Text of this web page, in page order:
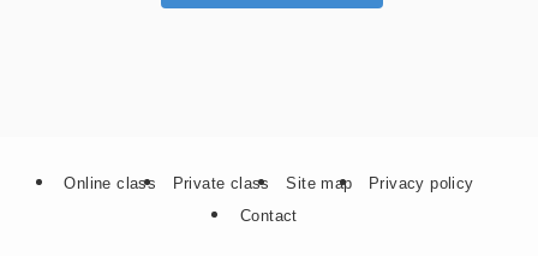
Online class Private class Site map
Privacy policy
Contact